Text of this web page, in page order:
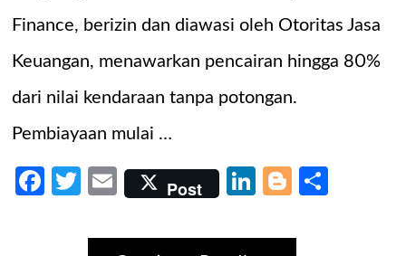
Finance, berizin dan diawasi oleh Otoritas Jasa
Keuangan, menawarkan pencairan hingga 80%
dari nilai kendaraan tanpa potongan.
Pembiayaan mulai …
Facebook
Twitter
EmailPost LinkedIn
Blogger